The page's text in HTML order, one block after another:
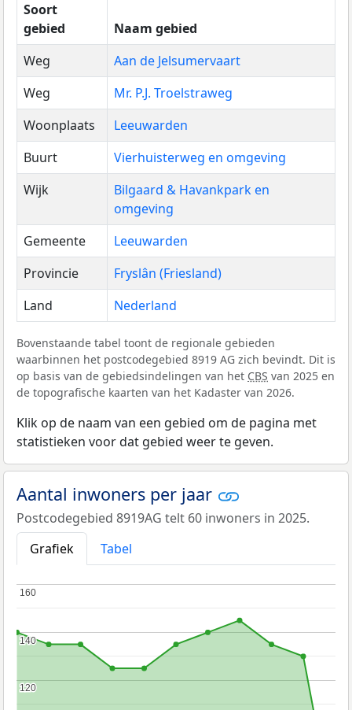
Soort
gebied
Naam gebied
Weg
Aan de Jelsumervaart
Weg
Mr. P.J. Troelstraweg
Woonplaats
Leeuwarden
Buurt
Vierhuisterweg en omgeving
Wijk
Bilgaard & Havankpark en
omgeving
Gemeente
Leeuwarden
Provincie
Fryslân (Friesland)
Land
Nederland
Bovenstaande tabel toont de regionale gebieden
waarbinnen het postcodegebied 8919 AG zich bevindt. Dit is
op basis van de gebiedsindelingen van het CBS van 2025 en
de topografische kaarten van het Kadaster van 2026.
Klik op de naam van een gebied om de pagina met
statistieken voor dat gebied weer te geven.
Aantal inwoners per jaar
Postcodegebied 8919AG telt 60 inwoners in 2025.
Grafiek
Tabel
120
120
140
140
160
160